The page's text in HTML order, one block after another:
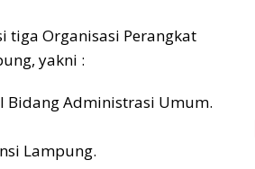
tiga Organisasi Perangkat
yakni :
Bidang Administrasi Umum.
Lampung.